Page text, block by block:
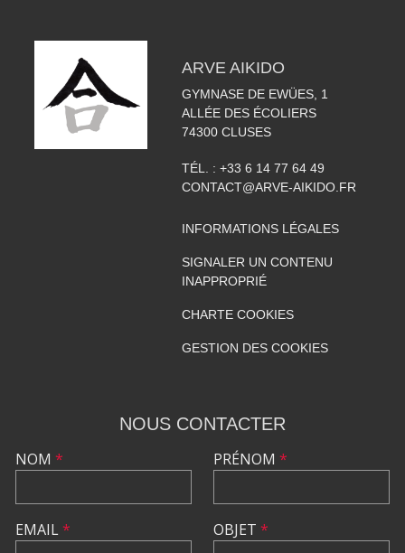
ARVE AIKIDO
GYMNASE DE EWÜES, 1
ALLÉE DES ÉCOLIERS
74300 CLUSES
TÉL. : +33 6 14 77 64 49
CONTACT@ARVE-AIKIDO.FR
INFORMATIONS LÉGALES
SIGNALER UN CONTENU
INAPPROPRIÉ
CHARTE COOKIES
GESTION DES COOKIES
NOUS CONTACTER
NOM *
EMAIL*
PRÉNOM *
OBJET *